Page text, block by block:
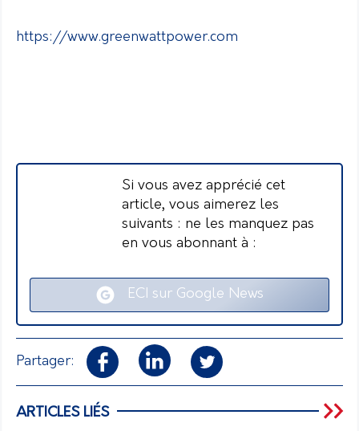
https://www.greenwattpower.com
Si vous avez apprécié cet
article, vous aimerez les
suivants : ne les manquez pas
en vous abonnant à :
ECI sur Google News
Partager:
ARTICLES LIÉS